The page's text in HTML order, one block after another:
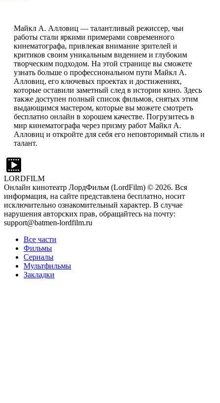
Майкл А. Алловиц — талантливый режиссер, чьи
работы стали яркими примерами современного
кинематографа, привлекая внимание зрителей и
критиков своим уникальным видением и глубоким
творческим подходом. На этой странице вы сможете
узнать больше о профессиональном пути Майкл А.
Алловиц, его ключевых проектах и достижениях,
которые оставили заметный след в истории кино. Здесь
также доступен полный список фильмов, снятых этим
выдающимся мастером, которые вы можете смотреть
бесплатно онлайн в хорошем качестве. Погрузитесь в
мир кинематографа через призму работ Майкл А.
Алловиц и откройте для себя его неповторимый стиль и
талант.
LORDFILM
Онлайн кинотеатр ЛордФильм (LordFilm) © 2026. Вся
информация, на сайте представлена бесплатно, носит
исключительно ознакомительный характер. В случае
нарушения авторских прав, обращайтесь на почту:
support@batmen-lordfilm.ru
Все части
Фильмы
Сериалы
Мультфильмы
Закладки